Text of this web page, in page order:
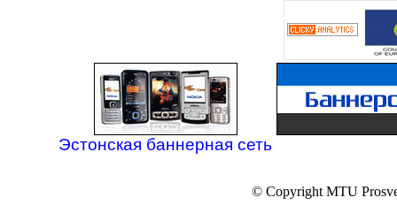
Эстонская баннерная сеть
© Copyright MTU